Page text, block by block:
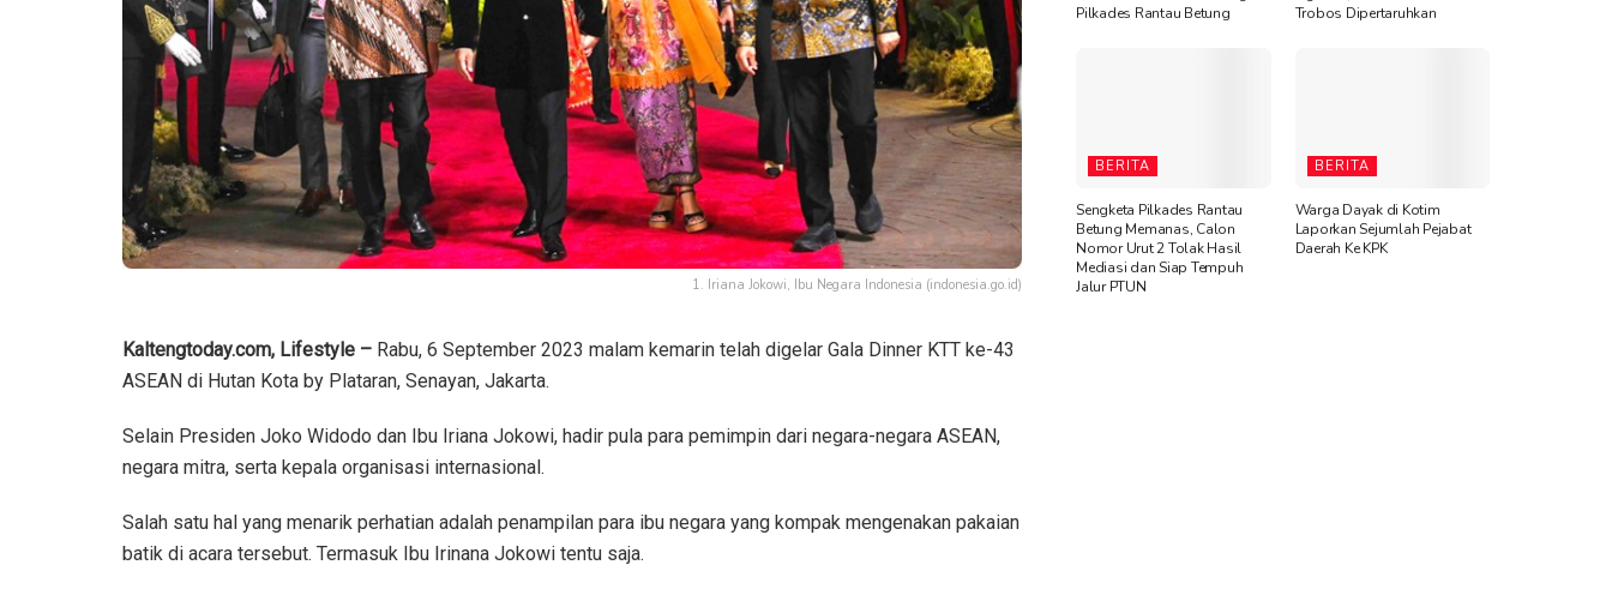
1. Iriana Jokowi, Ibu Negara Indonesia (indonesia.go.id)
Kaltengtoday.com, Lifestyle – Rabu, 6 September 2023 malam kemarin telah digelar Gala Dinner KTT ke-43
ASEAN di Hutan Kota by Plataran, Senayan, Jakarta.
Selain Presiden Joko Widodo dan Ibu Iriana Jokowi, hadir pula para pemimpin dari negara-negara ASEAN,
negara mitra, serta kepala organisasi internasional.
Salah satu hal yang menarik perhatian adalah penampilan para ibu negara yang kompak mengenakan pakaian
batik di acara tersebut. Termasuk Ibu Irinana Jokowi tentu saja.
Pilkades Rantau Betung
Trobos Dipertaruhkan
BERITA
Sengketa Pilkades Rantau
Betung Memanas, Calon
Nomor Urut 2 Tolak Hasil
Mediasi dan Siap Tempuh
Jalur PTUN
BERITA
Warga Dayak di Kotim
Laporkan Sejumlah Pejabat
Daerah Ke KPK